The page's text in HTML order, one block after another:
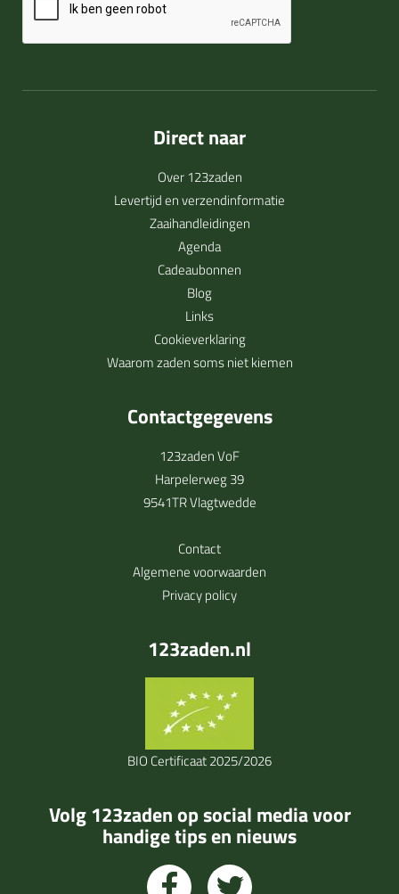
Direct naar
Over 123zaden
Levertijd en verzendinformatie
Zaaihandleidingen
Agenda
Cadeaubonnen
Blog
Links
Cookieverklaring
Waarom zaden soms niet kiemen
Contactgegevens
123zaden VoF
Harpelerweg 39
9541TR Vlagtwedde
Contact
Algemene voorwaarden
Privacy policy
123zaden.nl
BIO Certificaat 2025/2026
Volg 123zaden op social media voor
handige tips en nieuws